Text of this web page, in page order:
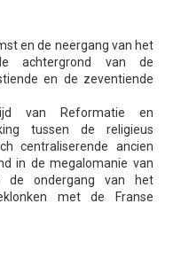
en de neergang van het
achtergrond van de
en de zeventiende
van Reformatie en
tussen de religieus
centraliserende ancien
in de megalomanie van
de ondergang van het
met de Franse